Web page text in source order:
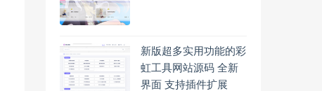
新版超多实用功能的彩
虹工具网站源码 全新
界面 支持插件扩展